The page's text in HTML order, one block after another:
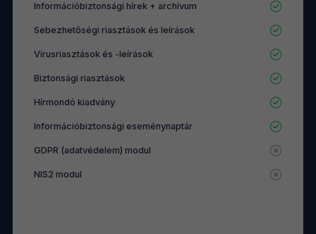
Információbiztonsági hírek + archívum
Sebezhetőségi riasztások és leírások
Vírusriasztások és -leírások
Biztonsági riasztások
Hírmondó kiadvány
Információbiztonsági eseménynaptár
GDPR (adatvédelem) modul
NIS2 modul